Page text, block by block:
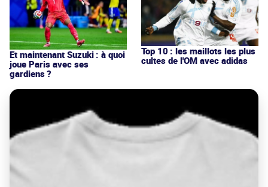
Et maintenant Suzuki : à quoi
joue Paris avec ses
gardiens ?
Top 10 : les maillots les plus
cultes de l'OM avec adidas